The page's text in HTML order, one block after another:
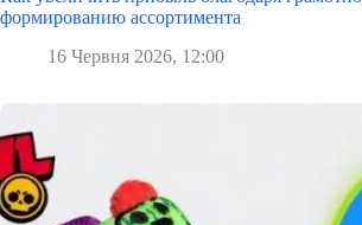
формированию ассортимента
16 Червня 2026, 12:00